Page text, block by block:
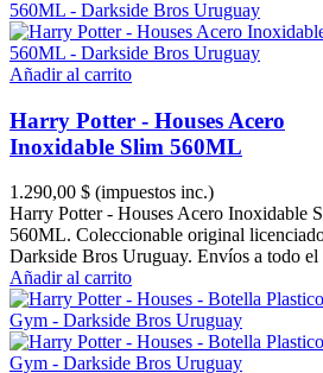
Añadir al carrito
Harry Potter - Houses Acero
Inoxidable Slim 560ML
1.290,00 $ (impuestos inc.)
Harry Potter - Houses Acero Inoxidable
560ML. Coleccionable original
Darkside Bros Uruguay. Envíos a todo el
Añadir al carrito